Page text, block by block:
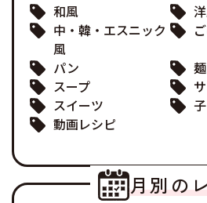
和風
中・韓・エスニック
風
パン
スープ
スイーツ
動画レシピ
月別の